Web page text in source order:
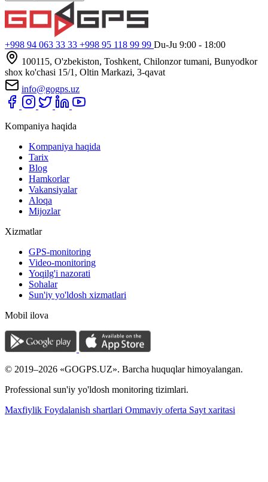
+998 94 063 33 33 +998 95 118 99 99 Du-Ju 9:00 - 18:00
100115, O'zbekiston, Toshkent, Chilonzor tumani, Bunyodkor
shox ko'chasi 15/1, Oltin Markazi, 3-qavat
info@gogps.uz
Kompaniya haqida
Kompaniya haqida
Tarix
Blog
Hamkorlar
Vakansiyalar
Aloqa
Mijozlar
Xizmatlar
GPS-monitoring
Video-monitoring
Yoqilg'i nazorati
Sohalar
Sun'iy yo'ldosh xizmatlari
Mobil ilova
© 2019–2026 «GOGPS.UZ». Barcha huquqlar himoyalangan.
Professional sun'iy yo'ldosh monitoring tizimlari.
Maxfiylik Foydalanish shartlari Ommaviy oferta Sayt xaritasi